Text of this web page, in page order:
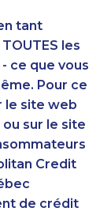
tant
les
ce que vous
Pour ce
le site web
sur le site
Credit
de crédit